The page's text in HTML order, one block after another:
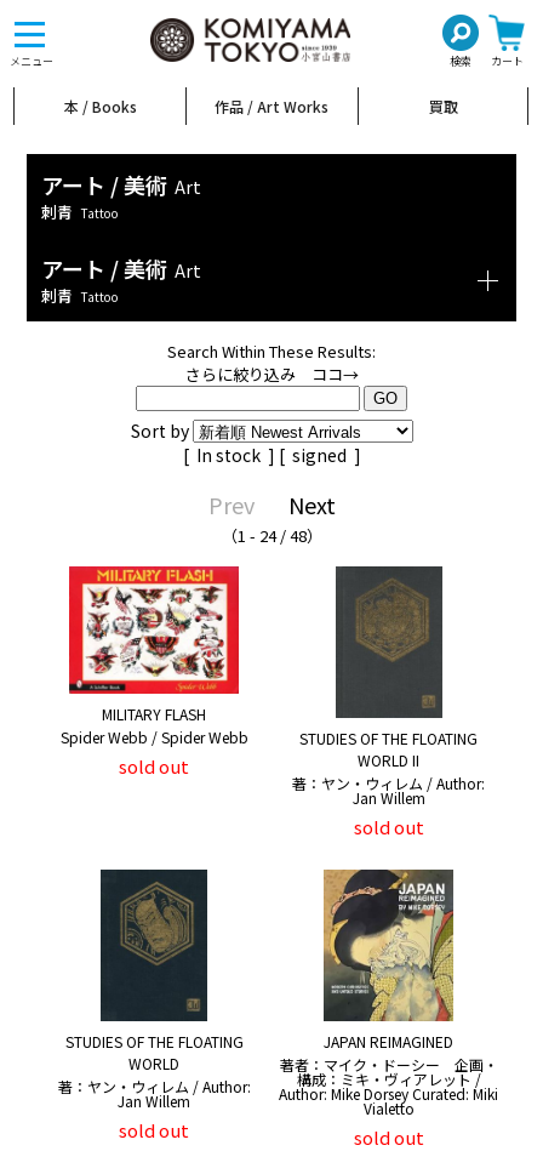
メニュー 検索 カート
toggle
navigation
本 / Books 作品 / Art Works 買取
アート / 美術 Art
刺青 Tattoo
アート / 美術 Art
刺青 Tattoo
Search Within These Results:
さらに絞り込み ココ→
Sort by
[ In stock ] [ signed ]
Prev Next
（1 - 24 / 48）
MILITARY FLASH
Spider Webb / Spider Webb
sold out
STUDIES OF THE FLOATING
WORLD II
著：ヤン・ウィレム / Author:
Jan Willem
sold out
STUDIES OF THE FLOATING
WORLD
著：ヤン・ウィレム / Author:
Jan Willem
sold out
JAPAN REIMAGINED
著者：マイク・ドーシー 企画・
構成：ミキ・ヴィアレット /
Author: Mike Dorsey Curated: Miki
Vialetto
sold out